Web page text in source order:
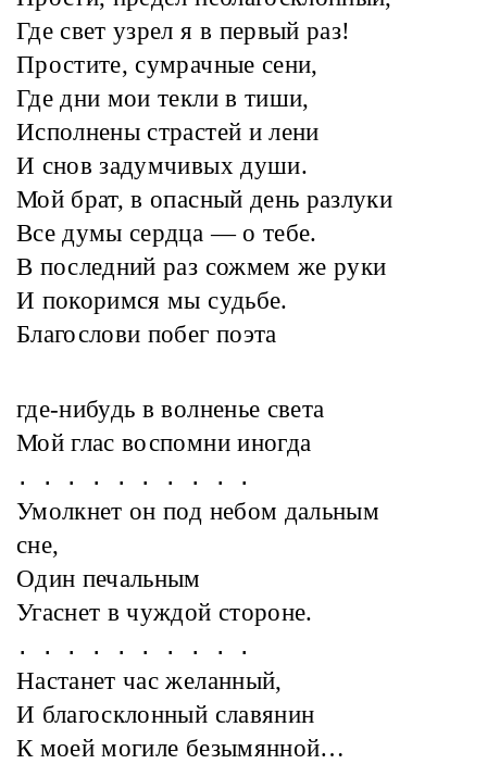
Где свет узрел я в первый раз!
Простите, сумрачные сени,
Где дни мои текли в тиши,
Исполнены страстей и лени
И снов задумчивых души.
Мой брат, в опасный день разлуки
Все думы сердца — о тебе.
В последний раз сожмем же руки
И покоримся мы судьбе.
Благослови побег поэта
где-нибудь в волненье света
Мой глас воспомни иногда
. . . . . . . . . .
Умолкнет он под небом дальным
сне,
Один печальным
Угаснет в чуждой стороне.
. . . . . . . . . .
Настанет час желанный,
И благосклонный славянин
К моей могиле безымянной…